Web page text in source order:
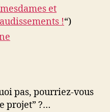
mesdames et
!“)
pas, pourriez-vous
projet” ?…